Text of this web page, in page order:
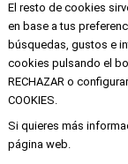
El resto de cookies
en base a tus
búsquedas, gustos e
cookies pulsando el
RECHAZAR o
COOKIES.
Si quieres más
página web.